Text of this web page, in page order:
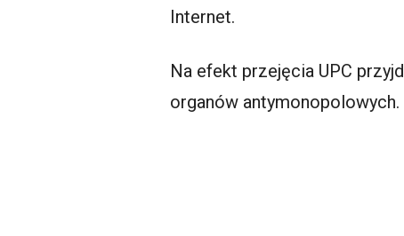
Internet.
Na efekt przejęcia UPC
organów